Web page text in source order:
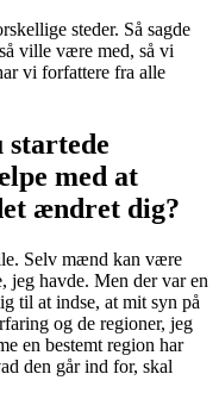
steder. Så sagde
ville være med, så vi
vi forfattere fra alle
startede
med at
ændret dig?
Selv mænd kan være
jeg havde. Men der var en
til at indse, at mit syn på
og de regioner, jeg
en bestemt region har
den går ind for, skal